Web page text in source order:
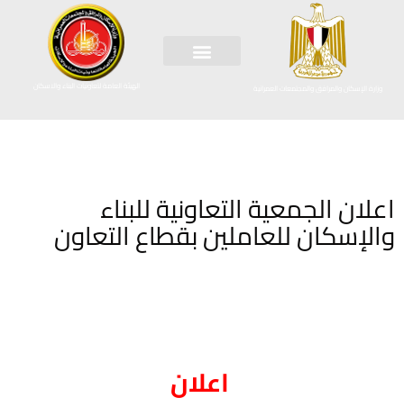
الهيئة العامة لتعاونيات البناء والاسكان
اعلان الجمعية التعاونية للبناء
والإسكان للعاملين بقطاع التعاون
اعلان